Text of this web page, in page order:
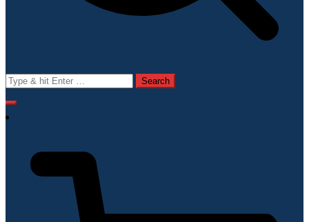
Search
for: